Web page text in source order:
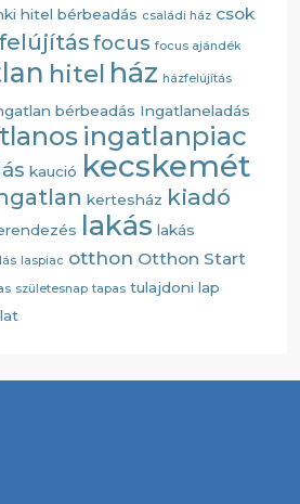
hitel bérbeadás családi ház csok
felújításfocus focus ajándék
hitel ház házfelújítás
bérbeadás Ingatlaneladás
ingatlanpiac
kaució kecskemét
kertesház kiadó
lakás lakás
laspiac otthon Otthon Start
születesnap tapas tulajdoni lap